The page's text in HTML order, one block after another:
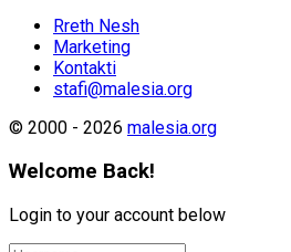
Rreth Nesh
Marketing
Kontakti
stafi@malesia.org
© 2000 - 2026 malesia.org
Welcome Back!
Login to your account below